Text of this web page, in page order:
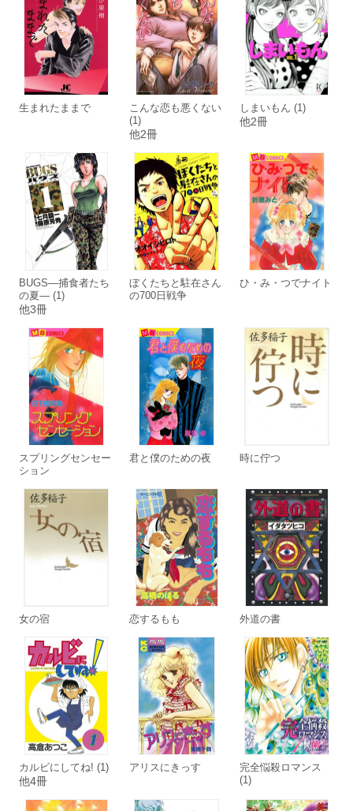
生まれたままで
こんな恋も悪くない
(1)
他2冊
しまいもん (1)
他2冊
BUGS―捕食者たち
の夏― (1)
他3冊
ぼくたちと駐在さん
の700日戦争
ひ・み・つでナイト
スプリングセンセー
ション
君と僕のための夜 時に佇つ
女の宿 恋するもも 外道の書
カルビにしてね! (1)
他4冊
アリスにきっす
完全悩殺ロマンス
(1)